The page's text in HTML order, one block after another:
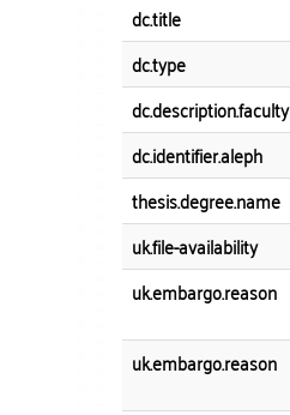
dc.title
dc.type
dc.description.faculty
dc.identifier.aleph
thesis.degree.name
uk.file-availability
uk.embargo.reason
uk.embargo.reason